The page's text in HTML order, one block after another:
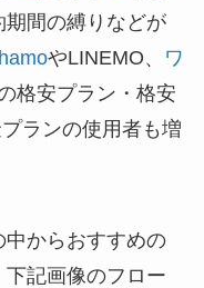
期間の縛りなどが
やLINEMO、
ワ
格安プラン・格安
ランの使用者も増
中からおすすめの
記画像のフロー